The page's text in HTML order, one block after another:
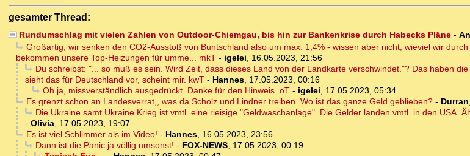
gesamter Thread:
Rundumschlag mit vielen Zahlen von Outdoor-Chiemgau, bis hin zur Bankenkrise durch Habecks Pläne-
Großartig, wir senken den CO2-Ausstoß von Buntschland also um max. 1,4% - wissen aber nicht, wieviel wir
bekommen unsere Top-Heizungen für umme... mkT - igelei, 16.05.2023, 21:56
Du schreibst: "... so muß es sein. Wird Zeit, dass dieses Land von der Landkarte verschwindet."? Das haben
sieht das für Deutschland vor, scheint mir. kwT - Hannes, 17.05.2023, 00:16
Oh ja, missverständlich ausgedrückt. Danke für den Hinweis. oT- igelei, 17.05.2023, 05:34
Es grenzt schon an Landesverrat,, was da Scholz und Lindner treiben. Wo ist das ganze Geld geblieben?- Durran,
Die Ukraine samt Ukraine Krieg ist vmtl. eine rieisige "Geldwaschanlage". Die Gelder landen vmtl. in den USA.
- Olivia, 17.05.2023, 19:07
Es ist viel Schlimmer als im Video! - Hannes, 16.05.2023, 23:56
Dann ist die Panic ja völlig umsonst! - FOX-NEWS, 17.05.2023, 00:19